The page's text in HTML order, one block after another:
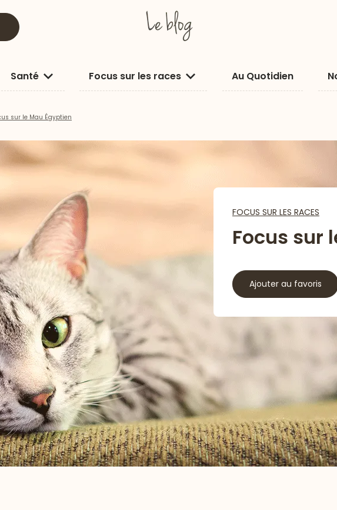
Santé Focus sur les races Au Quotidien
sur le Mau Égyptien
FOCUS SUR LES RACES
Focus sur
Ajouter au favoris